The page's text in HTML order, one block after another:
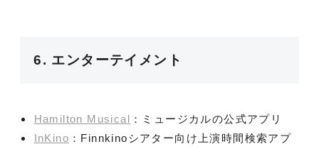
6. エンターテイメント
Hamilton Musical ：ミュージカルの公式アプリ
InKino ：Finnkinoシアター向け上演時間検索アプ